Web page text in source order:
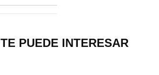
TE PUEDE INTERESAR